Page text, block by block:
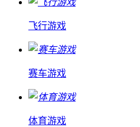
飞行游戏
赛车游戏
体育游戏